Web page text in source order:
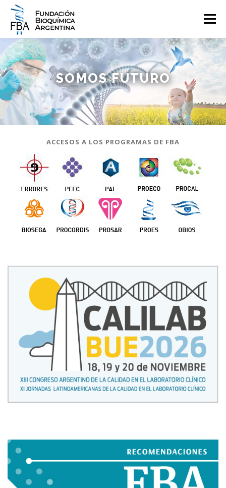
Saltar
contenido
Menú
QUIENES SOMOS PROGRAMAS EVENTOS COMUNICACIÓN
CONTACTO INGRESAR
SOMOSFUTURO
ACCESOS A LOS PROGRAMAS DE FBA